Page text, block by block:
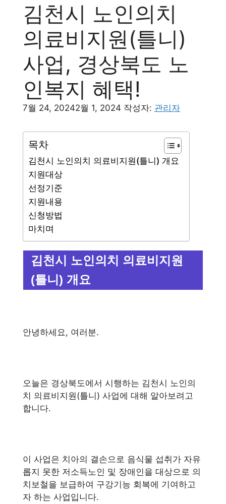
김천시 노인의치
의료비지원(틀니)
사업, 경상북도 노
인복지 혜택!
7월 24, 20242월 1, 2024 작성자: 관리자
목차
김천시 노인의치 의료비지원(틀니) 개요
지원대상
선정기준
지원내용
신청방법
마치며
김천시 노인의치 의료비지원
(틀니) 개요
안녕하세요, 여러분.
오늘은 경상북도에서 시행하는 김천시 노인의
치 의료비지원(틀니) 사업에 대해 알아보려고
합니다.
이 사업은 치아의 결손으로 음식물 섭취가 자유
롭지 못한 저소득노인 및 장애인을 대상으로 의
치보철을 보급하여 구강기능 회복에 기여하고
자 하는 사업입니다.